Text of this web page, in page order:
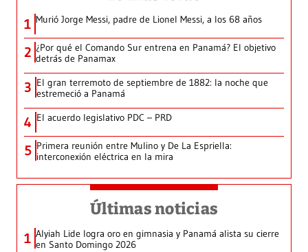
1 Murió Jorge Messi, padre de Lionel Messi, a los 68 años
2 ¿Por qué el Comando Sur entrena en Panamá? El objetivo
detrás de Panamax
3 El gran terremoto de septiembre de 1882: la noche que
estremeció a Panamá
4 El acuerdo legislativo PDC – PRD
5 Primera reunión entre Mulino y De La Espriella:
interconexión eléctrica en la mira
Últimas noticias
1 Alyiah Lide logra oro en gimnasia y Panamá alista su cierre
en Santo Domingo 2026